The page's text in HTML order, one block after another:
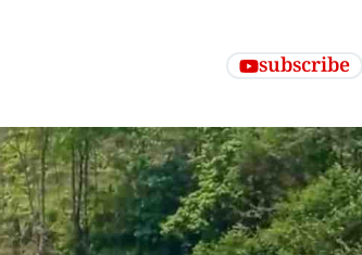
subscribe